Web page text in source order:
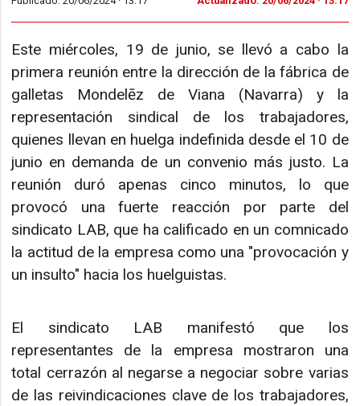
Este miércoles, 19 de junio, se llevó a cabo la
primera reunión entre la dirección de la fábrica de
galletas Mondelēz de Viana (Navarra) y la
representación sindical de los trabajadores,
quienes llevan en huelga indefinida desde el 10 de
junio en demanda de un convenio más justo. La
reunión duró apenas cinco minutos, lo que
provocó una fuerte reacción por parte del
sindicato LAB, que ha calificado en un comnicado
la actitud de la empresa como una "provocación y
un insulto" hacia los huelguistas.
El sindicato LAB manifestó que los
representantes de la empresa mostraron una
total cerrazón al negarse a negociar sobre varias
de las reivindicaciones clave de los trabajadores,